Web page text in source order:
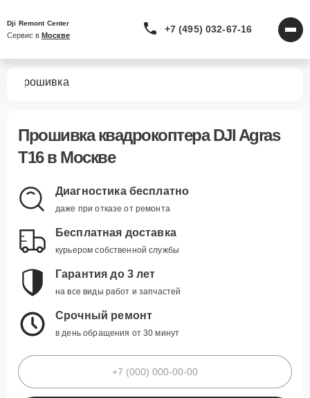
Dji Remont Center
Сервис в Москве
+7 (495) 032-67-16
Прошивка
Прошивка квадрокоптера DJI Agras
T16 в Москве
Диагностика бесплатно
даже при отказе от ремонта
Бесплатная доставка
курьером собственной службы
Гарантия до 3 лет
на все виды работ и запчастей
Срочный ремонт
в день обращения от 30 минут